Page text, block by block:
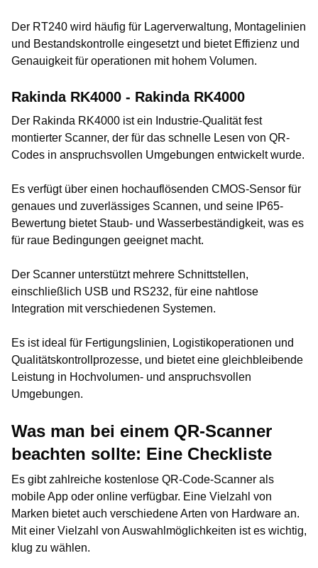
Der RT240 wird häufig für Lagerverwaltung, Montagelinien
und Bestandskontrolle eingesetzt und bietet Effizienz und
Genauigkeit für operationen mit hohem Volumen.
Rakinda RK4000 - Rakinda RK4000
Der Rakinda RK4000 ist ein Industrie-Qualität fest
montierter Scanner, der für das schnelle Lesen von QR-
Codes in anspruchsvollen Umgebungen entwickelt wurde.
Es verfügt über einen hochauflösenden CMOS-Sensor für
genaues und zuverlässiges Scannen, und seine IP65-
Bewertung bietet Staub- und Wasserbeständigkeit, was es
für raue Bedingungen geeignet macht.
Der Scanner unterstützt mehrere Schnittstellen,
einschließlich USB und RS232, für eine nahtlose
Integration mit verschiedenen Systemen.
Es ist ideal für Fertigungslinien, Logistikoperationen und
Qualitätskontrollprozesse, und bietet eine gleichbleibende
Leistung in Hochvolumen- und anspruchsvollen
Umgebungen.
Was man bei einem QR-Scanner
beachten sollte: Eine Checkliste
Es gibt zahlreiche kostenlose QR-Code-Scanner als
mobile App oder online verfügbar. Eine Vielzahl von
Marken bietet auch verschiedene Arten von Hardware an.
Mit einer Vielzahl von Auswahlmöglichkeiten ist es wichtig,
klug zu wählen.